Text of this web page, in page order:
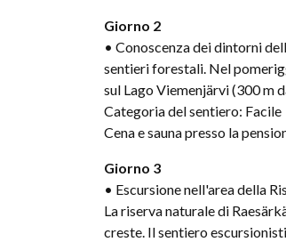
Giorno 2
• Conoscenza dei dintorni
sentieri forestali. Nel
sul Lago Viemenjärvi (300 m
Categoria del sentiero: Facile
Cena e sauna presso la
Giorno 3
• Escursione nell'area della
La riserva naturale di
creste. Il sentiero